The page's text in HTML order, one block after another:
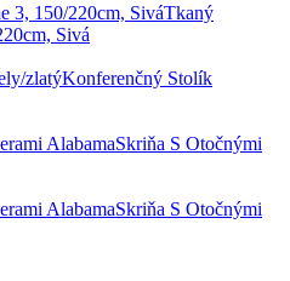
Tkaný
Sivá
Konferenčný Stolík
Skriňa S Otočnými
Skriňa S Otočnými